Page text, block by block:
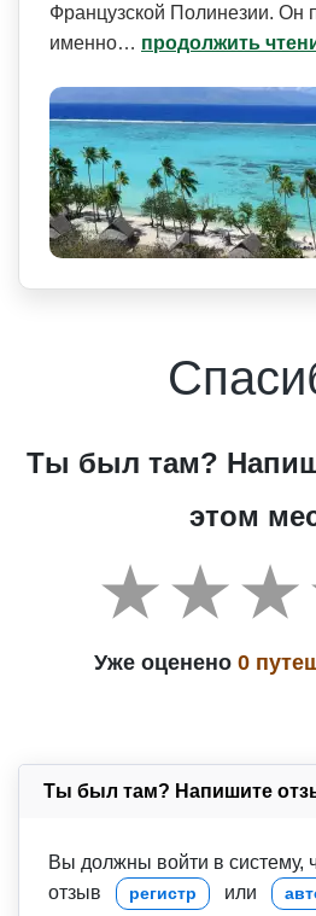
Французской Полинезии. Он
именно… продолжить
Ты был там?
этом
Уже оценено 0
Ты был там? Напишите
Вы должны войти в систему,
отзыв
регистр или